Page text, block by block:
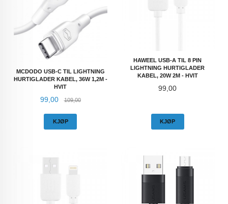
MCDODO USB-C TIL LIGHTNING
HURTIGLADER KABEL, 36W 1,2M -
HVIT
Tilbud
99,00 109,00Rabatt
KJØP
HAWEEL USB-A TIL 8 PIN
LIGHTNING HURTIGLADER
KABEL, 20W 2M - HVIT
Pris
99,00
KJØP